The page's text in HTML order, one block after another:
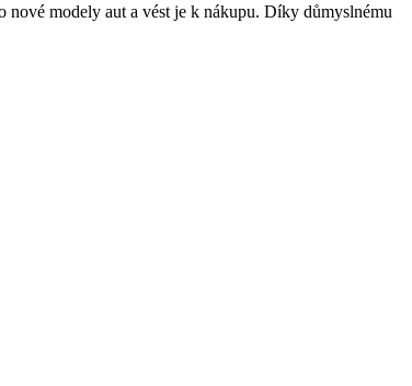
modely aut a vést je k nákupu. Díky důmyslnému